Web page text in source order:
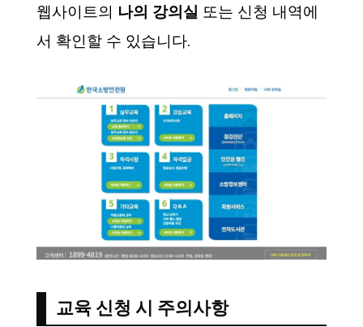
웹사이트의 나의 강의실 또는 신청 내역에
서 확인할 수 있습니다.
교육 신청 시 주의사항